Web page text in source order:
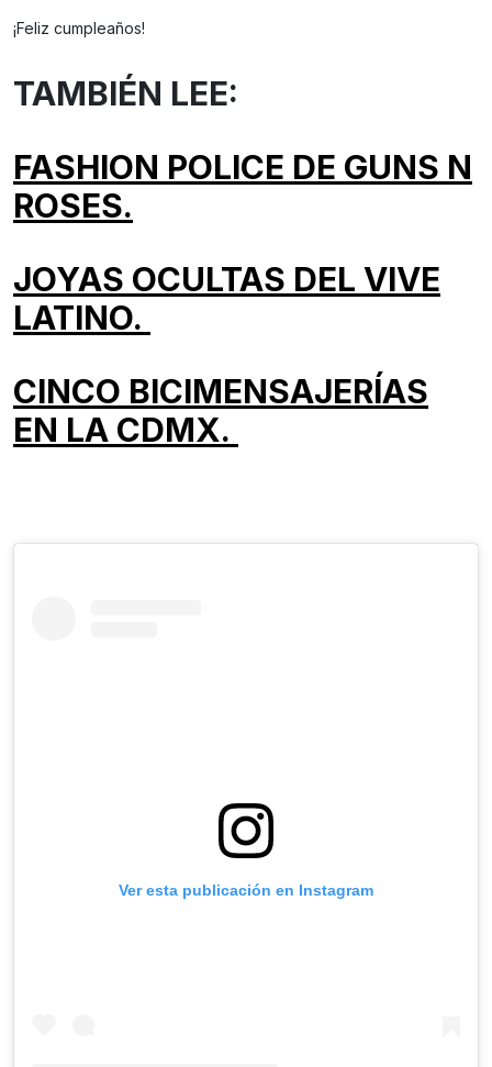
¡Feliz cumpleaños!
TAMBIÉN LEE:
FASHION POLICE DE GUNS N
ROSES.
JOYAS OCULTAS DEL VIVE
LATINO.
CINCO BICIMENSAJERÍAS
EN LA CDMX.
Ver esta publicación en Instagram